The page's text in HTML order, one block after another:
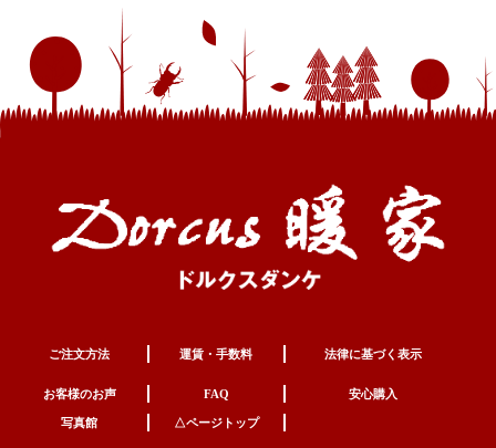
ご注文方法 運賃・手数料 法律に基づく表示
お客様のお声 FAQ 安心購入
写真館 △ページトップ